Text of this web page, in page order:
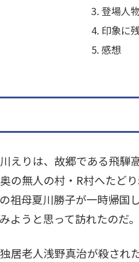
登場人
印象に
感想
えりは、故郷である飛騨
の無人の村・R村へたど
祖母夏川勝子が一時帰国
ようと思って訪れたの
居老人浅野真治が殺され